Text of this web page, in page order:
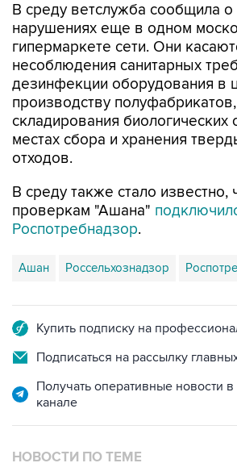
В среду ветслужба сообщила
нарушениях еще в одном
гипермаркете сети. Они
несоблюдения санитарных
дезинфекции оборудования в
производству
складирования биологических
местах сбора и хранения
отходов.
В среду также стало известно,
проверкам "Ашана"
Роспотребнадзор.
Ашан Россельхознадзор
Купить подписку на
Подписаться на рассылку
Получать оперативные новости
канале
НОВОСТИ ПО ТЕМЕ